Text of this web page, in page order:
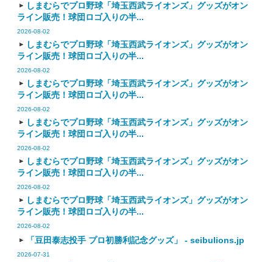
しまむらでプロ野球「埼玉西武ライオンズ」グッズがオン
ライン販売！球団ロゴ入りの半...
2026-08-02
しまむらでプロ野球「埼玉西武ライオンズ」グッズがオン
ライン販売！球団ロゴ入りの半...
2026-08-02
しまむらでプロ野球「埼玉西武ライオンズ」グッズがオン
ライン販売！球団ロゴ入りの半...
2026-08-02
しまむらでプロ野球「埼玉西武ライオンズ」グッズがオン
ライン販売！球団ロゴ入りの半...
2026-08-02
しまむらでプロ野球「埼玉西武ライオンズ」グッズがオン
ライン販売！球団ロゴ入りの半...
2026-08-02
しまむらでプロ野球「埼玉西武ライオンズ」グッズがオン
ライン販売！球団ロゴ入りの半...
2026-08-02
「豆田泰志投手 プロ初勝利記念グッズ」 - seibulions.jp
2026-07-31